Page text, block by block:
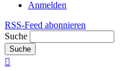
Anmelden
RSS-Feed abonnieren
Suche